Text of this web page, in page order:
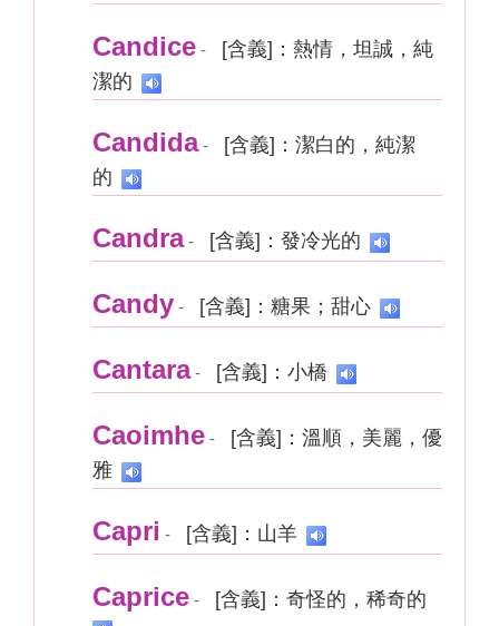
Candice -
[含義]：熱情，坦誠，純
潔的
Candida-
[含義]：潔白的，純潔
的
Candra- [含義]：發冷光的
Candy - [含義]：糖果；甜心
Cantara- [含義]：小橋
Caoimhe -
[含義]：溫順，美麗，優
雅
Capri - [含義]：山羊
Caprice - [含義]：奇怪的，稀奇的